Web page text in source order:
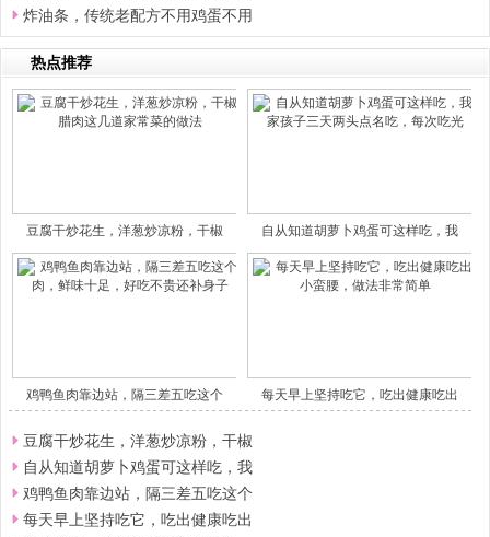
炸油条，传统老配方不用鸡蛋不用
热点推荐
豆腐干炒花生，洋葱炒凉粉，干椒 自从知道胡萝卜鸡蛋可这样吃，我
鸡鸭鱼肉靠边站，隔三差五吃这个 每天早上坚持吃它，吃出健康吃出
豆腐干炒花生，洋葱炒凉粉，干椒
自从知道胡萝卜鸡蛋可这样吃，我
鸡鸭鱼肉靠边站，隔三差五吃这个
每天早上坚持吃它，吃出健康吃出